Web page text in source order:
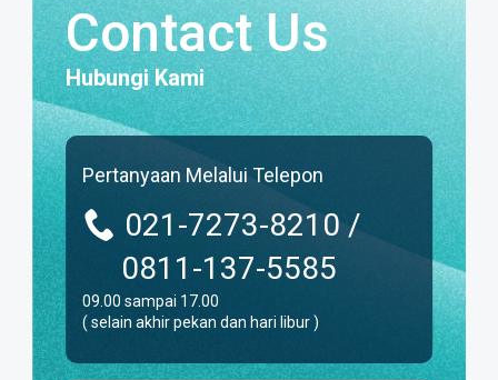
Contact Us
Hubungi Kami
Pertanyaan Melalui Telepon
021-7273-8210 /
0811-137-5585
09.00 sampai 17.00
( selain akhir pekan dan hari libur )